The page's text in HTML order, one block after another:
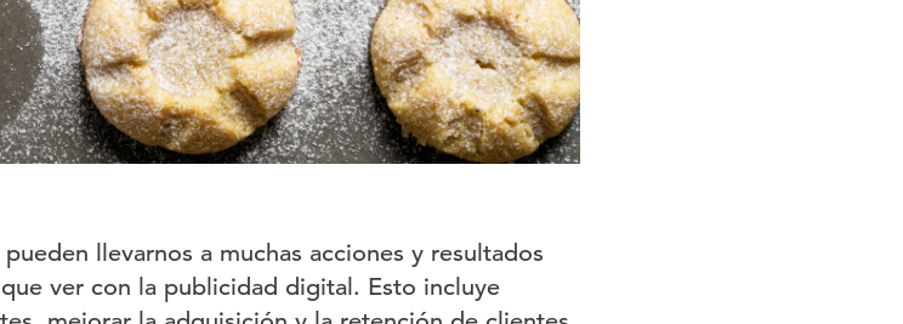
llevarnos a muchas acciones y resultados
ver con la publicidad digital. Esto incluye